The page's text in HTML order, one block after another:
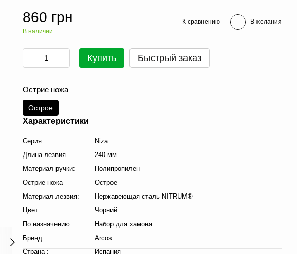
860 грн
В наличии
К сравнению В желания
Купить Быстрый заказ
Острие ножа
Острое
Характеристики
Серия:
Niza
Длина лезвия
240 мм
Материал ручки:
Полипропилен
Острие ножа
Острое
Материал лезвия:
Нержавеющая сталь NITRUM®
Цвет
Чорний
По назначению:
Набор для хамона
Бренд
Arcos
Страна :
Испания